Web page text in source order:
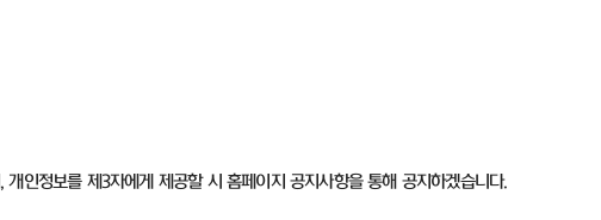
,개인정보를 제 3자에게 제공할 시 홈페이지 공지사항을 통해 공지하겠습니다.